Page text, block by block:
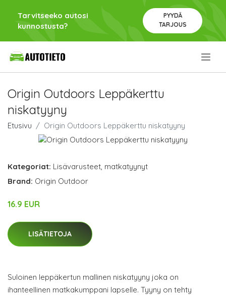
Tarvitseeko autosi
kunnostusta?
PYYDÄ
TARJOUS
Origin Outdoors Leppäkerttu
niskatyyny
Etusivu Origin Outdoors Leppäkerttu niskatyyny
Kategoriat: Lisävarusteet, matkatyynyt
Brand: Origin Outdoor
16.9 EUR
LISÄTIETOJA
Suloinen leppäkertun mallinen niskatyyny joka on
ihanteellinen matkakumppani lapselle. Tyyny on tehty